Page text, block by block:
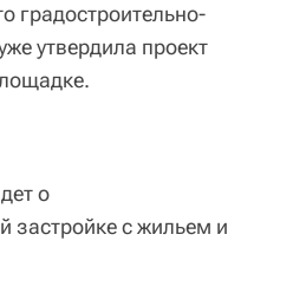
градостроительно-
утвердила проект
о
застройке с жильем и